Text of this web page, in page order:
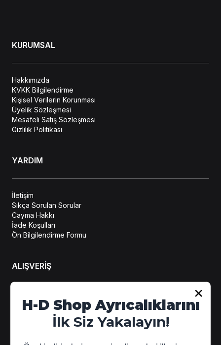
KURUMSAL
Hakkımızda
KVKK Bilgilendirme
Kişisel Verilerin Korunması
Üyelik Sözleşmesi
Mesafeli Satış Sözleşmesi
Gizlilik Politikası
YARDIM
İletişim
Sıkça Sorulan Sorular
Cayma Hakkı
İade Koşulları
Ön Bilgilendirme Formu
ALIŞVERİŞ
Hesabım
Sipariş Takip
Kampanya Detayları
H-D Shop Ayrıcalıklarını
İlk Siz Yakalayın!